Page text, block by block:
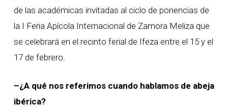
de las académicas invitadas al ciclo de ponencias de
la I Feria Apícola Internacional de Zamora Meliza que
se celebrará en el recinto ferial de Ifeza entre el 15 y el
17 de febrero.
–¿A qué nos referimos cuando hablamos de abeja
ibérica?